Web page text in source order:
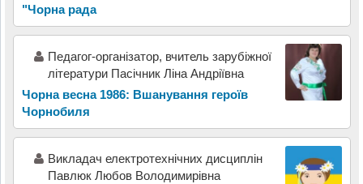
"Чорна рада
Педагог-організатор, вчитель зарубіжної
літератури Пасічник Ліна Андріївна
Чорна весна 1986: Вшанування героїв
Чорнобиля
Викладач електротехнічних дисциплін
Павлюк Любов Володимирівна